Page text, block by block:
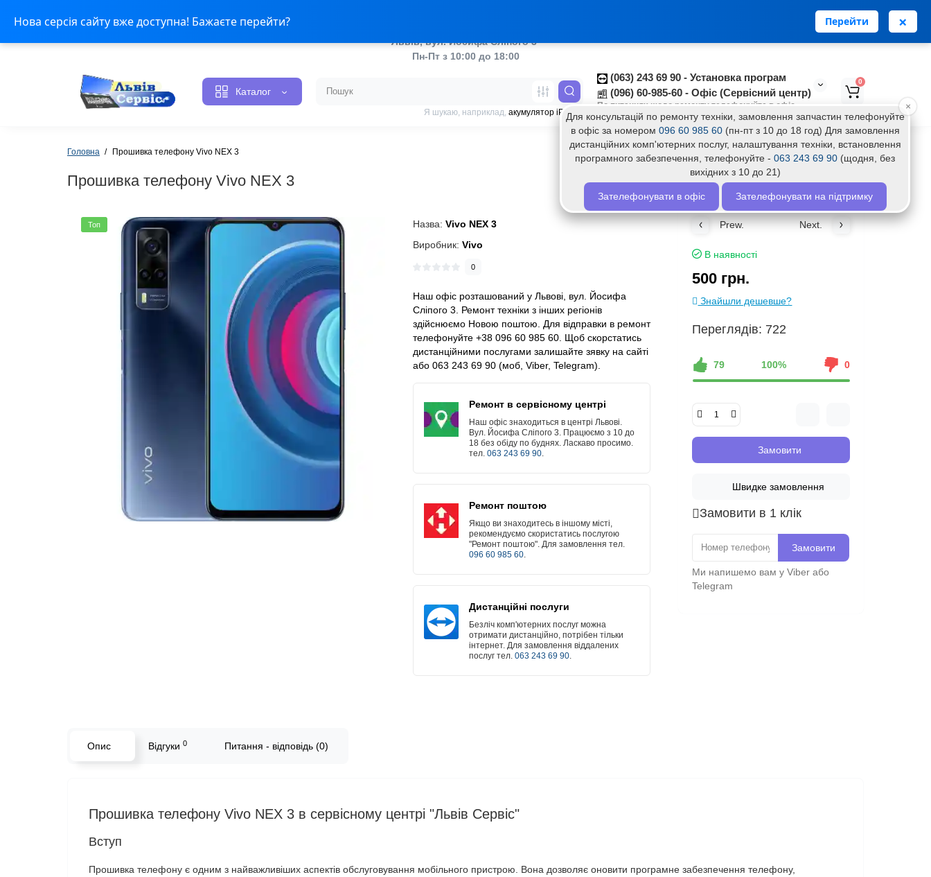
Нова серсія сайту вже доступна! Бажаєте перейти? Перейти ×
Особистий кабінет
Каталог
Львів, вул. Йосифа Сліпого 3
Пн-Пт з 10:00 до 18:00
(063) 243 69 90 - Установка програм
(096) 60-985-60 - Офіс (Сервісний центр)
По питаннях щодо ремонту телефонуйте в офіс
Я шукаю, наприклад, акумулятор iPhone
0
Головна Прошивка телефону Vivo NEX 3
Прошивка телефону Vivo NEX 3
Топ Назва:Vivo NEX 3
Виробник:Vivo
0
Наш офіс розташований у Львові, вул. Йосифа
Сліпого 3. Ремонт техніки з інших регіонів
здійснюємо Новою поштою. Для відправки в ремонт
телефонуйте +38 096 60 985 60. Щоб скорстатись
дистанційними послугами залишайте зявку на сайті
або 063 243 69 90 (моб, Viber, Telegram).
Ремонт в сервісному центрі
Наш офіс знаходиться в центрі Львові.
Вул. Йосифа Сліпого 3. Працюємо з 10 до
18 без обіду по буднях. Ласкаво просимо.
тел.063 243 69 90.
Ремонт поштою
Якщо ви знаходитесь в іншому місті,
рекомендуємо скористатись послугою
"Ремонт поштою". Для замовлення тел.
096 60 985 60.
Дистанційні послуги
Безліч комп'ютерних послуг можна
отримати дистанційно, потрібен тільки
інтернет. Для замовлення віддалених
послуг тел.063 243 69 90.
Prew. Next.
В наявності
500 грн.
Знайшли дешевше?
Переглядів: 722
79 100% 0
Замовити
Швидке замовлення
Замовити в 1 клік
Замовити
Ми напишемо вам у Viber або
Telegram
Опис Відгуки 0 Питання - відповідь (0)
Прошивка телефону Vivo NEX 3 в сервісному центрі "Львів Сервіс"
Вступ
Прошивка телефону є одним з найважливіших аспектів обслуговування мобільного пристрою. Вона дозволяє оновити програмне забезпечення телефону,
Для консультацій по ремонту техніки, замовлення запчастин телефонуйте
в офіс за номером 096 60 985 60(пн-пт з 10 до 18 год) Для замовлення
дистанційних комп'ютерних послуг, налаштування техніки, встановлення
програмного забезпечення, телефонуйте - 063 243 69 90 (щодня, без
вихідних з 10 до 21)
Зателефонувати в офіс Зателефонувати на підтримку
×